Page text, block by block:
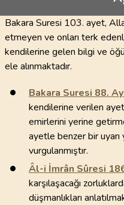
Bakara Suresi 103. ayet,
etmeyen ve onları terk
kendilerine gelen bilgi ve
ele alınmaktadır.
Bakara Suresi 88.
kendilerine verilen
emirlerini yerine
ayetle benzer bir uyarı
vurgulanmıştır.
Âl-i İmrân Sûresi
karşılaşacağı
düşmanlıkları